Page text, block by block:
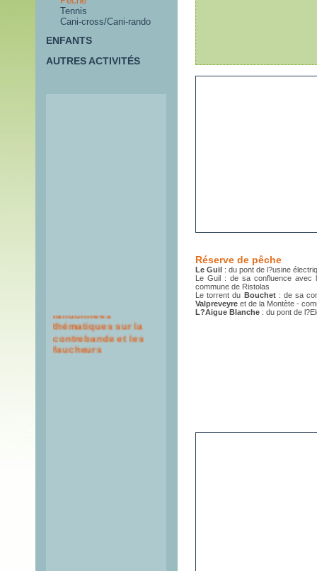
Tennis
Cani-cross/Cani-rando
ENFANTS
AUTRES ACTIVITÉS
thématiques sur la
contrebande et les
faucheurs
Réserve de pêche
Le Guil : du pont de l?usine
Le Guil : de sa confluence
commune de Ristolas
Le torrent du Bouchet: de sa
Valpreveyre et de la Montète -
L?Aigue Blanche : du pont de